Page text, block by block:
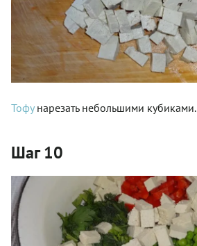
Тофунарезать небольшими кубиками.
Шаг 10